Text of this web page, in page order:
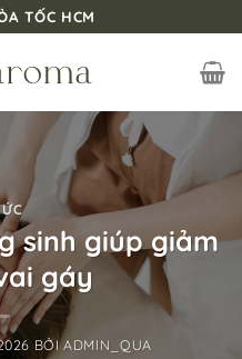
TỐC HCM
sinh giúp giảm
gáy
BỞIADMIN_QUA